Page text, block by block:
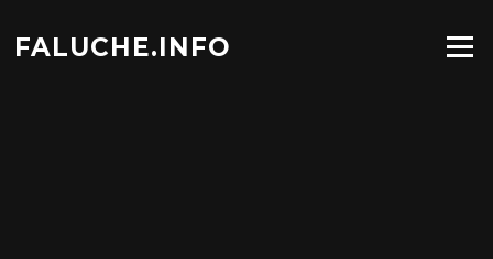
contenu
FALUCHE.INFO Menu